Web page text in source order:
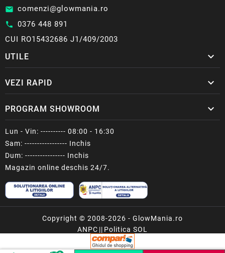
email comenzi@glowmania.ro
call 0376 448 891
CUI RO15432686 J1/409/2003
UTILE 
VEZI RAPID 
PROGRAM SHOWROOM 
Lun - Vin: ---------- 08:00 - 16:30
Sam: ----------------- Inchis
Dum: ---------------- Inchis
Magazin online deschis 24/7.
Copyright © 2008-2026 - GlowMania.ro
ANPC || Politica SOL